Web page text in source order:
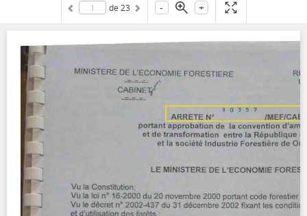
À propos d'OpenLandContracts
Utilisation de ce site
glossaire
FAQ
de 23 - +